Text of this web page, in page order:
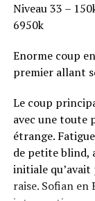
Niveau 33 –
6950k
Enorme coup
premier allant
Le coup
avec une toute
étrange.
de petite blind,
initiale
raise. Sofian en